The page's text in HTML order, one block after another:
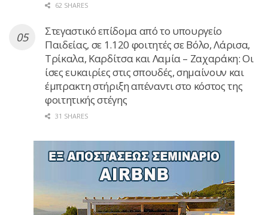
62 SHARES
Στεγαστικό επίδομα από το υπουργείο
Παιδείας, σε 1.120 φοιτητές σε Βόλο, Λάρισα,
Τρίκαλα, Καρδίτσα και Λαμία – Ζαχαράκη: Οι
ίσες ευκαιρίες στις σπουδές, σημαίνουν και
έμπρακτη στήριξη απέναντι στο κόστος της
φοιτητικής στέγης
31 SHARES